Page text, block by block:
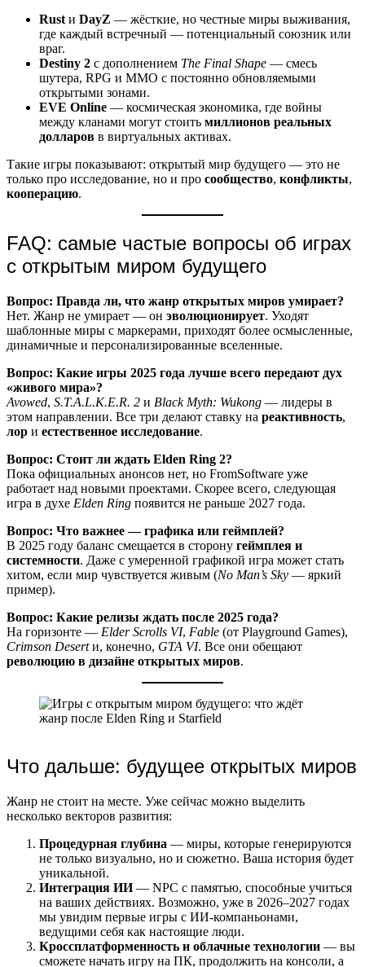
Rust и DayZ — жёсткие, но честные миры выживания,
где каждый встречный — потенциальный союзник или
враг.
Destiny 2 с дополнением The Final Shape — смесь
шутера, RPG и MMO с постоянно обновляемыми
открытыми зонами.
EVE Online — космическая экономика, где войны
между кланами могут стоить миллионов реальных
долларов в виртуальных активах.
Такие игры показывают: открытый мир будущего — это не
только про исследование, но и про сообщество, конфликты,
кооперацию.
FAQ: самые частые вопросы об играх
с открытым миром будущего
Вопрос: Правда ли, что жанр открытых миров умирает?
Нет. Жанр не умирает — он эволюционирует. Уходят
шаблонные миры с маркерами, приходят более осмысленные,
динамичные и персонализированные вселенные.
Вопрос: Какие игры 2025 года лучше всего передают дух
«живого мира»?
Avowed, S.T.A.L.K.E.R. 2 и Black Myth: Wukong — лидеры в
этом направлении. Все три делают ставку на реактивность,
лор и естественное исследование.
Вопрос: Стоит ли ждать Elden Ring 2?
Пока официальных анонсов нет, но FromSoftware уже
работает над новыми проектами. Скорее всего, следующая
игра в духе Elden Ring появится не раньше 2027 года.
Вопрос: Что важнее — графика или геймплей?
В 2025 году баланс смещается в сторону геймплея и
системности. Даже с умеренной графикой игра может стать
хитом, если мир чувствуется живым (No Man’s Sky — яркий
пример).
Вопрос: Какие релизы ждать после 2025 года?
На горизонте — Elder Scrolls VI, Fable (от Playground Games),
Crimson Desertи, конечно, GTA VI. Все они обещают
революцию в дизайне открытых миров.
Что дальше: будущее открытых миров
Жанр не стоит на месте. Уже сейчас можно выделить
несколько векторов развития:
Процедурная глубина — миры, которые генерируются
не только визуально, но и сюжетно. Ваша история будет
уникальной.
Интеграция ИИ— NPC с памятью, способные учиться
на ваших действиях. Возможно, уже в 2026–2027 годах
мы увидим первые игры с ИИ-компаньонами,
ведущими себя как настоящие люди.
Кроссплатформенность и облачные технологии — вы
сможете начать игру на ПК, продолжить на консоли, а